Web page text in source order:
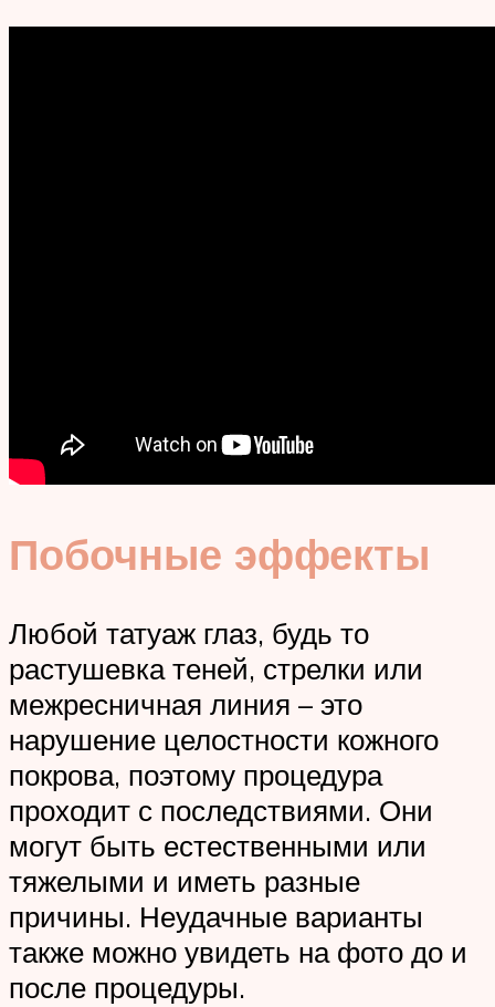
Побочные эффекты
Любой татуаж глаз, будь то
растушевка теней, стрелки или
межресничная линия – это
нарушение целостности кожного
покрова, поэтому процедура
проходит с последствиями. Они
могут быть естественными или
тяжелыми и иметь разные
причины. Неудачные варианты
также можно увидеть на фото до и
после процедуры.